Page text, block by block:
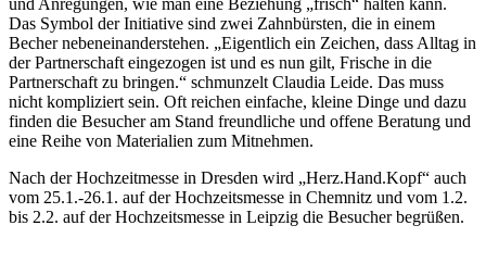
und Anregungen, wie man eine Beziehung „frisch“ halten kann.
Das Symbol der Initiative sind zwei Zahnbürsten, die in einem
Becher nebeneinanderstehen. „Eigentlich ein Zeichen, dass Alltag in
der Partnerschaft eingezogen ist und es nun gilt, Frische in die
Partnerschaft zu bringen.“ schmunzelt Claudia Leide. Das muss
nicht kompliziert sein. Oft reichen einfache, kleine Dinge und dazu
finden die Besucher am Stand freundliche und offene Beratung und
eine Reihe von Materialien zum Mitnehmen.
Nach der Hochzeitmesse in Dresden wird „Herz.Hand.Kopf“ auch
vom 25.1.-26.1. auf der Hochzeitsmesse in Chemnitz und vom 1.2.
bis 2.2. auf der Hochzeitsmesse in Leipzig die Besucher begrüßen.